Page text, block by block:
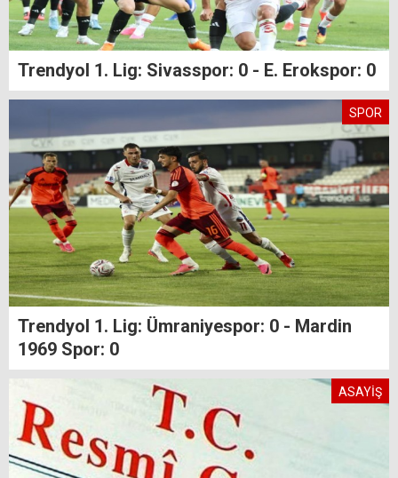
Trendyol 1. Lig: Sivasspor: 0 - E. Erokspor: 0
SPOR
Trendyol 1. Lig: Ümraniyespor: 0 - Mardin
1969 Spor: 0
ASAYİŞ